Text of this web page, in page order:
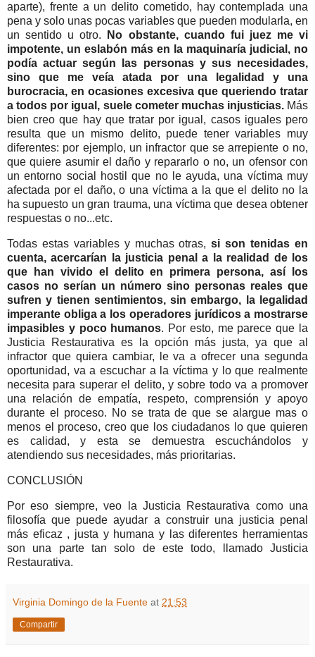
aparte), frente a un delito cometido, hay contemplada una
pena y solo unas pocas variables que pueden modularla, en
un sentido u otro.
No obstante, cuando fui juez me vi
impotente, un eslabón más en la maquinaría judicial, no
podía actuar según las personas y sus necesidades,
sino que me veía atada por una legalidad y una
burocracia, en ocasiones excesiva que queriendo tratar
a todos por igual, suele cometer muchas injusticias.Más
bien creo que hay que tratar por igual, casos iguales pero
resulta que un mismo delito, puede tener variables muy
diferentes: por ejemplo, un infractor que se arrepiente o no,
que quiere asumir el daño y repararlo o no, un ofensor con
un entorno social hostil que no le ayuda, una víctima muy
afectada por el daño, o una víctima a la que el delito no la
ha supuesto un gran trauma, una víctima que desea obtener
respuestas o no...etc.
Todas estas variables y muchas otras,si son tenidas en
cuenta, acercarían la justicia penal a la realidad de los
que han vivido el delito en primera persona, así los
casos no serían un número sino personas reales que
sufren y tienen sentimientos, sin embargo, la legalidad
imperante obliga a los operadores jurídicos a mostrarse
impasibles y poco humanos. Por esto, me parece que la
Justicia Restaurativa es la opción más justa, ya que al
infractor que quiera cambiar, le va a ofrecer una segunda
oportunidad, va a escuchar a la víctima y lo que realmente
necesita para superar el delito, y sobre todo va a promover
una relación de empatía, respeto, comprensión y apoyo
durante el proceso. No se trata de que se alargue mas o
menos el proceso, creo que los ciudadanos lo que quieren
es calidad, y esta se demuestra escuchándolos y
atendiendo sus necesidades, más prioritarias.
CONCLUSIÓN
Por eso siempre, veo la Justicia Restaurativa como una
filosofía que puede ayudar a construir una justicia penal
más eficaz , justa y humana y las diferentes herramientas
son una parte tan solo de este todo, llamado Justicia
Restaurativa.
Virginia Domingo de la Fuente at 21:53
Compartir